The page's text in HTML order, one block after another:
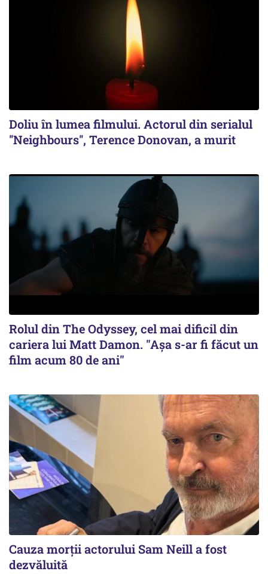
Doliu în lumea filmului. Actorul din serialul
''Neighbours'', Terence Donovan, a murit
Rolul din The Odyssey, cel mai dificil din
cariera lui Matt Damon. "Aşa s-ar fi făcut un
film acum 80 de ani"
Cauza morții actorului Sam Neill a fost
dezvăluită